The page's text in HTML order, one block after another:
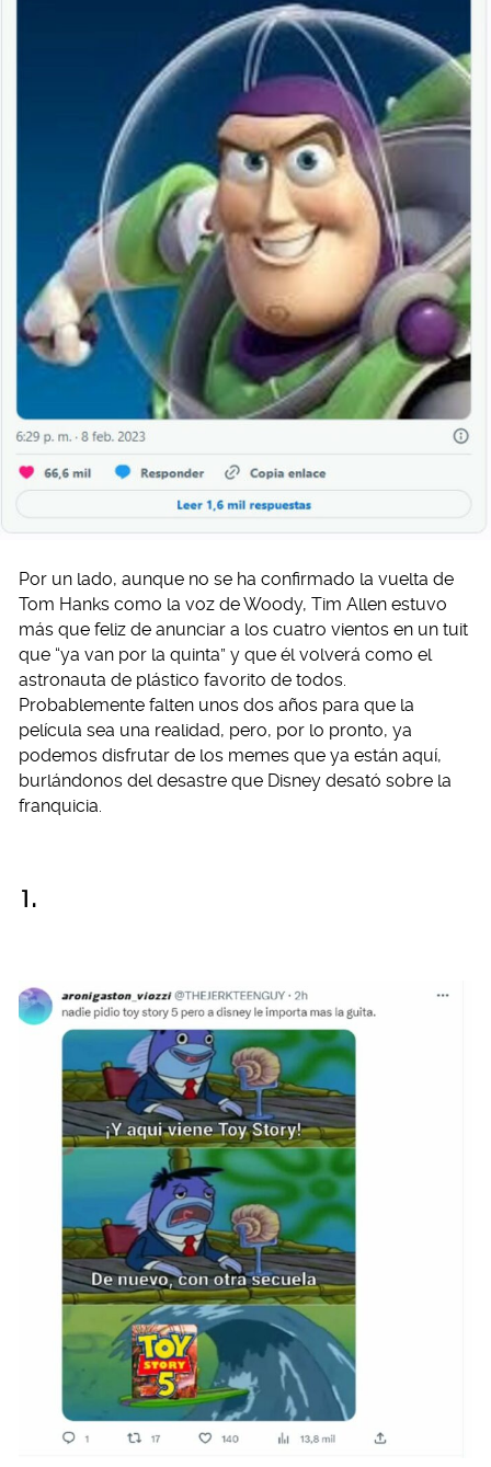
Por un lado, aunque no se ha confirmado la vuelta de
Tom Hanks como la voz de Woody, Tim Allen estuvo
más que feliz de anunciar a los cuatro vientos en un tuit
que “ya van por la quinta” y que él volverá como el
astronauta de plástico favorito de todos.
Probablemente falten unos dos años para que la
película sea una realidad, pero, por lo pronto, ya
podemos disfrutar de los memes que ya están aquí,
burlándonos del desastre que Disney desató sobre la
franquicia.
1.